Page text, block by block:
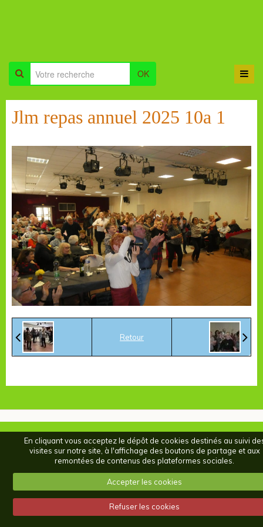
OK
Jlm repas annuel 2025 10a 1
Retour
En cliquant vous acceptez le dépôt de cookies destinés au suivi
visites sur notre site, à l'affichage des boutons de partage et aux
remontées de contenus des plateformes sociales.
Accepter les cookies
Refuser les cookies